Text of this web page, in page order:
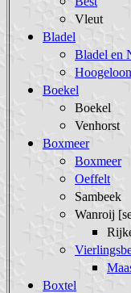
Vleut
Bladel
Bladel en
Boekel
Boekel
Venhorst
Boxmeer
Boxmeer
Oeffelt
Sambeek
Wanroij
Boxtel